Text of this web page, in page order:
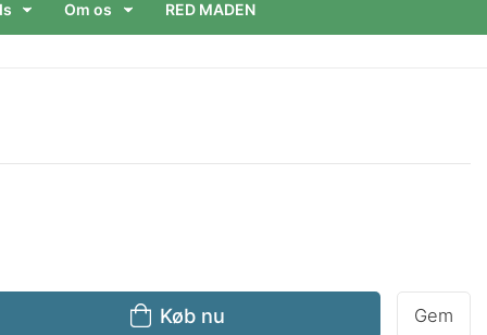
Om os RED MADEN
Køb nu Gem